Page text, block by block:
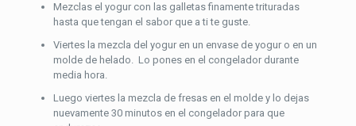
Mezclas el yogur con las galletas finamente trituradas
hasta que tengan el sabor que a ti te guste.
Viertes la mezcla del yogur en un envase de yogur o en un
molde de helado. Lo pones en el congelador durante
media hora.
Luego viertes la mezcla de fresas en el molde y lo dejas
nuevamente 30 minutos en el congelador para que